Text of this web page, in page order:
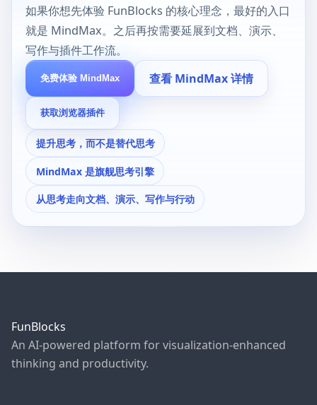
如果你想先体验 FunBlocks 的核心理念，最好的入口
就是 MindMax。之后再按需要延展到文档、演示、
写作与插件工作流。
免费体验 MindMax 查看 MindMax 详情
获取浏览器插件
提升思考，而不是替代思考
MindMax 是旗舰思考引擎
从思考走向文档、演示、写作与行动
FunBlocks
An AI-powered platform for visualization-enhanced
thinking and productivity.